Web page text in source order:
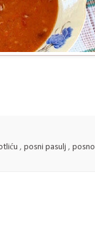
, posni pasulj , posno